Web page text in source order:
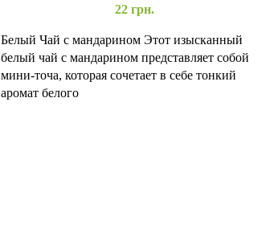
22грн.
Белый Чай с мандарином Этот изысканный
белый чай с мандарином представляет собой
мини-точа, которая сочетает в себе тонкий
аромат белого